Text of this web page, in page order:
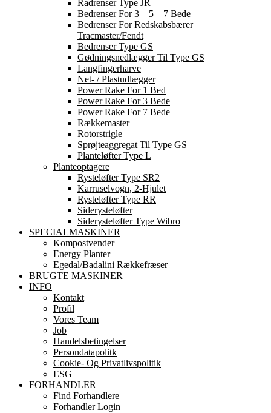
Radrenser Type JR
Bedrenser For 3 – 5 – 7 Bede
Bedrenser For Redskabsbærer
Tracmaster/Fendt
Bedrenser Type GS
Gødningsnedlægger Til Type GS
Langfingerharve
Net- / Plastudlægger
Power Rake For 1 Bed
Power Rake For 3 Bede
Power Rake For 7 Bede
Rækkemaster
Rotorstrigle
Sprøjteaggregat Til Type GS
Planteløfter Type L
Planteoptagere
Rysteløfter Type SR2
Karruselvogn, 2-Hjulet
Rysteløfter Type RR
Siderysteløfter
Siderysteløfter Type Wibro
SPECIALMASKINER
Kompostvender
Energy Planter
Egedal/Badalini Rækkefræser
BRUGTE MASKINER
INFO
Kontakt
Profil
Vores Team
Job
Handelsbetingelser
Persondatapolitk
Cookie- Og Privatlivspolitik
ESG
FORHANDLER
Find Forhandlere
Forhandler Login